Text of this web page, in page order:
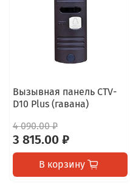
Вызывная панель CTV-
D10 Plus (гавана)
4 090.00 ₽
3 815.00 ₽
В корзину